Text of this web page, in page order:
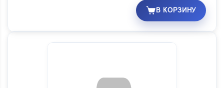
В КОРЗИНУ